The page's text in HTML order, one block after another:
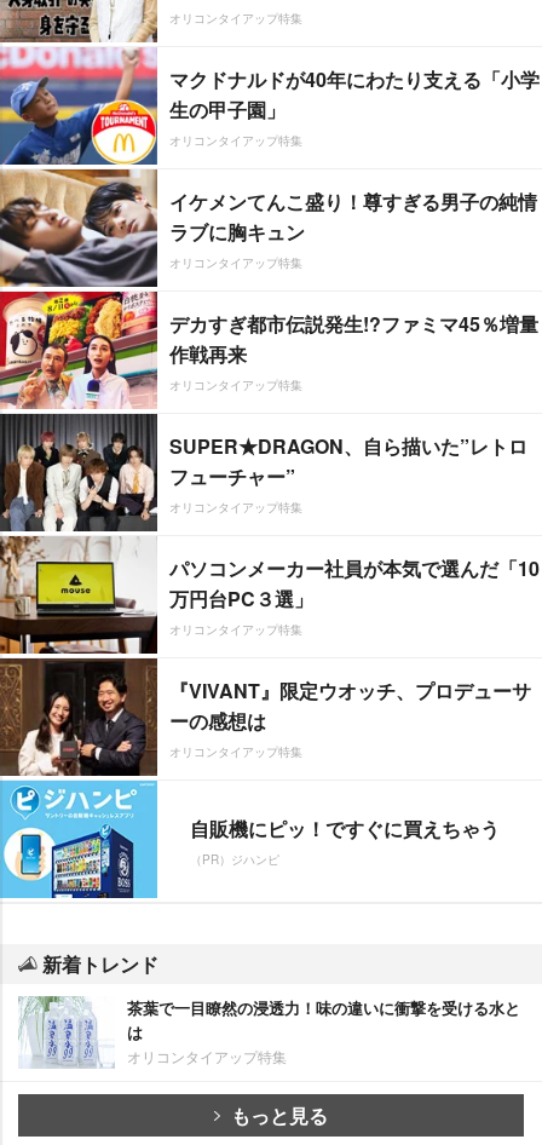
オリコンタイアップ特集
マクドナルドが40年にわたり支える「小学
生の甲子園」
オリコンタイアップ特集
イケメンてんこ盛り！尊すぎる男子の純情
ラブに胸キュン
オリコンタイアップ特集
デカすぎ都市伝説発生!?ファミマ45％増量
作戦再来
オリコンタイアップ特集
SUPER★DRAGON、自ら描いた”レトロ
フューチャー”
オリコンタイアップ特集
パソコンメーカー社員が本気で選んだ「10
万円台PC３選」
オリコンタイアップ特集
『VIVANT』限定ウオッチ、プロデューサ
ーの感想は
オリコンタイアップ特集
自販機にピッ！ですぐに買えちゃう
（PR）ジハンピ
新着トレンド
茶葉で一目瞭然の浸透力！味の違いに衝撃を受ける水と
は
オリコンタイアップ特集
もっと見る